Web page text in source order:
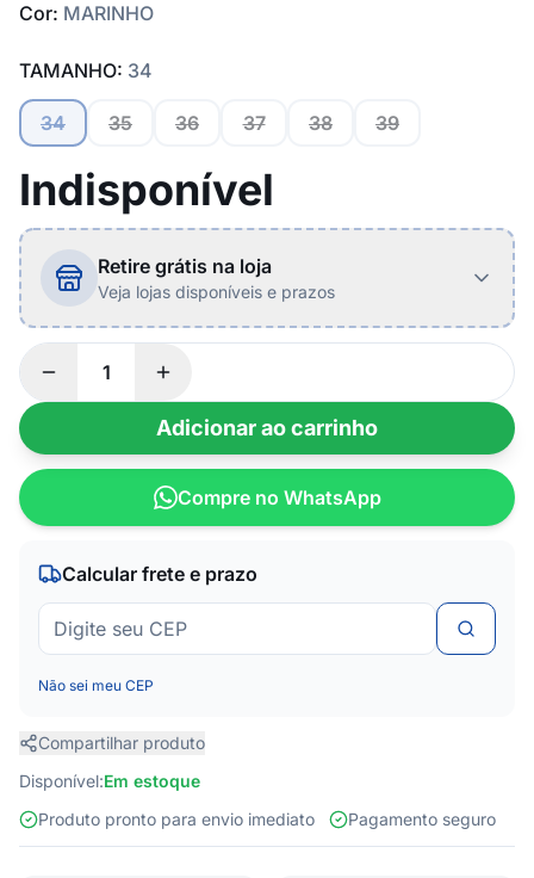
Cor: MARINHO
TAMANHO: 34
34 35 36 37 38 39
Indisponível
Retire grátis na loja
Veja lojas disponíveis e prazos
Adicionar ao carrinho
Compre no WhatsApp
Calcular frete e prazo
Não sei meu CEP
Compartilhar produto
Disponível:Em estoque
Produto pronto para envio imediato
Pagamento seguro